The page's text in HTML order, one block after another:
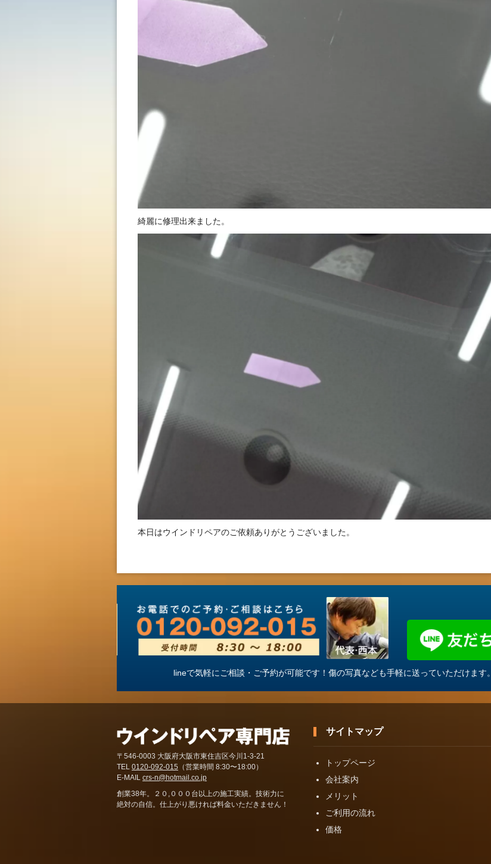
綺麗に修理出来ました。
本日はウインドリペアのご依頼ありがとうございました。
lineで気軽にご相談・ご予約が可能です！傷の写真なども手軽に送っていただけます。
〒546-0003 大阪府大阪市東住吉区今川1-3-21
TEL 0120-092-015 （営業時間 8:30〜18:00）
E-MAIL crs-n@hotmail.co.jp
創業38年。２０,０００台以上の施工実績。技術力に
絶対の自信。仕上がり悪ければ料金いただきません！
サイトマップ
トップページ
会社案内
メリット
ご利用の流れ
価格